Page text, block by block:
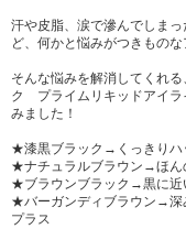
汗や皮脂、涙で滲んでしま
ど、何かと悩みがつきものな
そんな悩みを解消してくれ
ク プライムリキッドアイラ
みました！
★漆黒ブラック→くっきりハ
★ナチュラルブラウン→ほん
★ブラウンブラック→黒に近
★バーガンディブラウン→深
プラス